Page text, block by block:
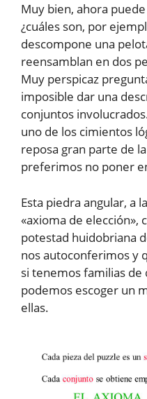
Muy bien, ahora
¿cuáles son, por
descompone una
reensamblan en dos
Muy perspicaz
imposible dar una
conjuntos
uno de los cimientos
reposa gran parte de
preferimos no poner
Esta piedra angular, a
«axioma de elección»,
potestad huidobriana
nos autoconferimos y
si tenemos familias
podemos escoger un
ellas.